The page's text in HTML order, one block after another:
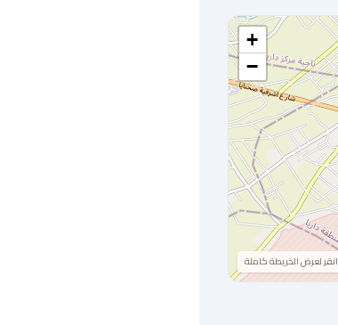
+
−
انقر لعرض الخريطة كاملة